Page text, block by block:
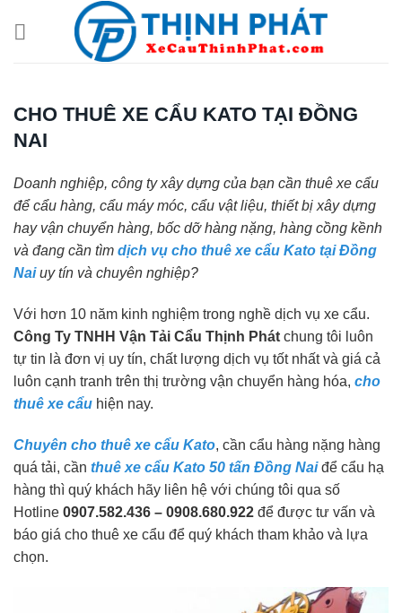
CHO THUÊ XE CẨU KATO TẠI ĐỒNG
NAI
Doanh nghiệp, công ty xây dựng của bạn cần thuê xe cẩu
để cẩu hàng, cẩu máy móc, cẩu vật liệu, thiết bị xây dựng
hay vận chuyển hàng, bốc dỡ hàng nặng, hàng cồng kềnh
và đang cần tìm dịch vụ cho thuê xe cẩu Kato tại Đồng
Naiuy tín và chuyên nghiệp?
Với hơn 10 năm kinh nghiệm trong nghề dịch vụ xe cẩu.
Công Ty TNHH Vận Tải Cẩu Thịnh Phát chung tôi luôn
tự tin là đơn vị uy tín, chất lượng dịch vụ tốt nhất và giá cả
luôn cạnh tranh trên thị trường vận chuyển hàng hóa, cho
thuê xe cẩu hiện nay.
Chuyên cho thuê xe cẩu Kato, cần cẩu hàng nặng hàng
quá tải, cần thuê xe cẩu Kato 50 tấn Đồng Naiđể cẩu hạ
hàng thì quý khách hãy liên hệ với chúng tôi qua số
Hotline 0907.582.436 – 0908.680.922 để được tư vấn và
báo giá cho thuê xe cẩu để quý khách tham khảo và lựa
chọn.